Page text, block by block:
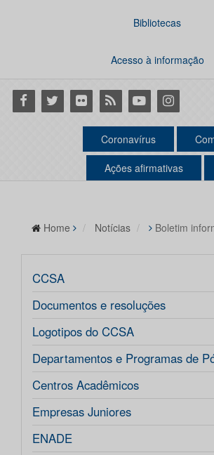
Bibliotecas
Acesso à informação
Facebook
Twitter Flickr RSS YoutubeInstagram
Coronavírus
Ações afirmativas
Home Notícias Boletim
CCSA
Documentos e resoluções
Logotipos do CCSA
Departamentos e Programas de
Centros Acadêmicos
Empresas Juniores
ENADE